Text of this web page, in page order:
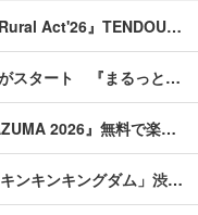
Act'26』TENDOU…
スタート 『まるっと…
2026』無料で楽…
ンキンキングダム」渋…